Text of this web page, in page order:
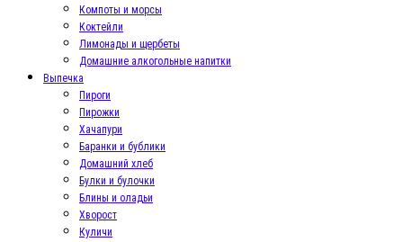
Компоты и морсы
Коктейли
Лимонады и щербеты
Домашние алкогольные напитки
Выпечка
Пироги
Пирожки
Хачапури
Баранки и бублики
Домашний хлеб
Булки и булочки
Блины и оладьи
Хворост
Куличи